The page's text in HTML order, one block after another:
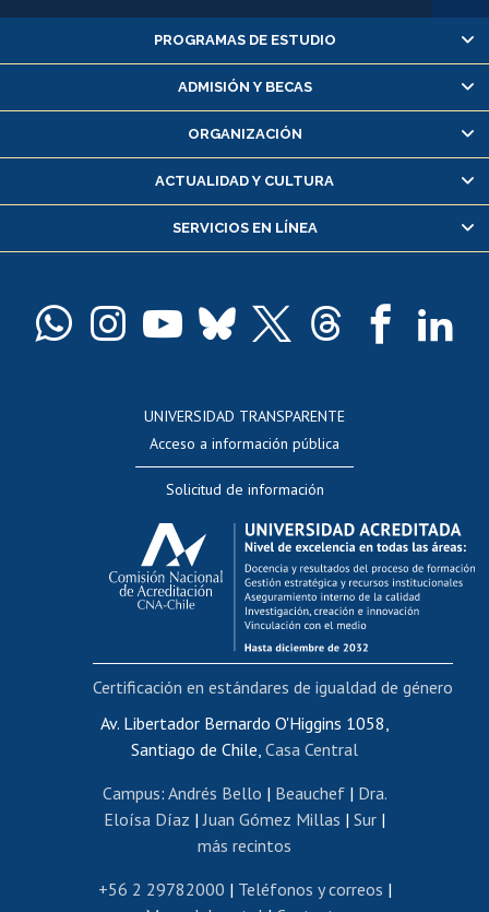
Alumnas/os y exalumnas/os
Matrícula en línea
Inscripción y cambio de asignaturas
Consulta y certificado de notas
Servicio médico y dental
Pago de arancel y crédito alumnos
Docentes
Evaluación docente
Calificación académica
Postulación al AUCAI
Funcionarias/os
Cursos internos de capacitación
Bienestar del personal
Portal de movilidad interna
Certificado de renta
Certificado de renta honorarios
Editar páginas blancas
Extranjeras/os
Revalidación y reconocimiento de títulos
PROGRAMAS DE ESTUDIO
ADMISIÓN Y BECAS
ORGANIZACIÓN
ACTUALIDAD Y CULTURA
SERVICIOS EN LÍNEA
UNIVERSIDAD TRANSPARENTE
Acceso a información pública
Solicitud de información
Av. Libertador Bernardo O'Higgins 1058,
Santiago de Chile, Casa Central
Campus: Andrés Bello | Beauchef| Dra.
Eloísa Díaz |Juan Gómez Millas | Sur |
más recintos
+56 2 29782000 | Teléfonos y correos |
Certificación en estándares de igualdad de género